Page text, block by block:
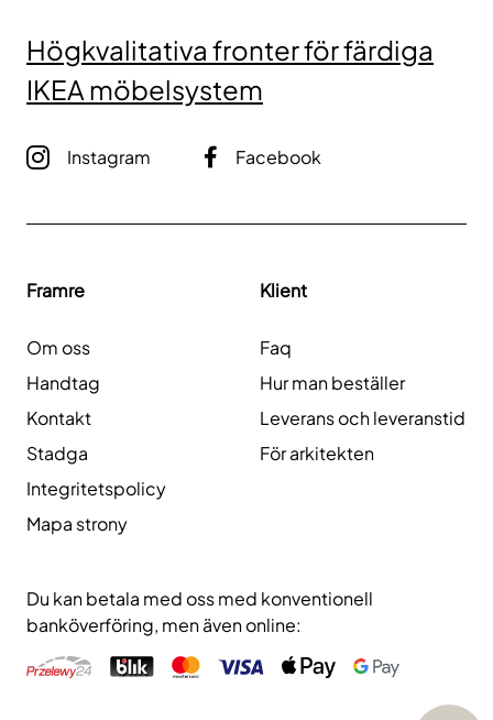
Högkvalitativa fronter för färdiga
IKEA möbelsystem
Instagram Facebook
Framre
Om oss
Handtag
Kontakt
Stadga
Integritetspolicy
Mapa strony
Klient
Faq
Hur man beställer
Leverans och leveranstid
För arkitekten
Du kan betala med oss ​​med konventionell
banköverföring, men även online: